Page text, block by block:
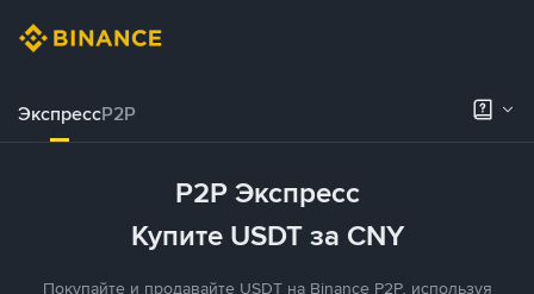
ЭкспрессP2P
P2P Экспресс
Купите USDT за CNY
Покупайте и продавайте USDT на Binance P2P, используя